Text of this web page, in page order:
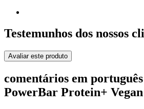
Testemunhos dos nossos
Avaliar este produto
comentários em
PowerBar Protein+